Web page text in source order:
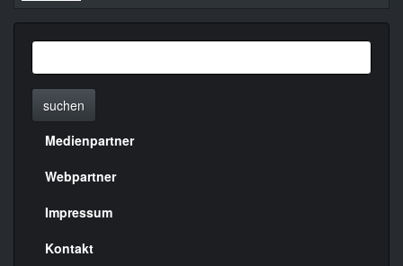
suchen
Menülinks
rechte
Seite
Medienpartner
Webpartner
Impressum
Kontakt